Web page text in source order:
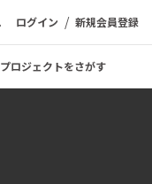
ログイン / 新規会員登録
プロジェクトをさがす